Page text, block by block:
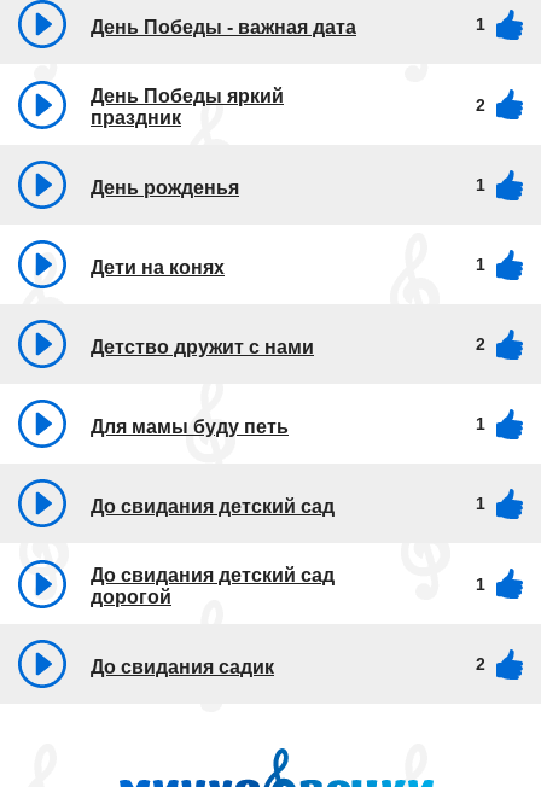
День Победы - важная дата 1
День Победы яркий
праздник
2
День рожденья 1
Дети на конях 1
Детство дружит с нами 2
Для мамы буду петь 1
До свидания детский сад 1
До свидания детский сад
дорогой
1
До свидания садик 2